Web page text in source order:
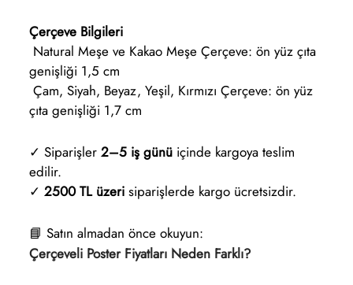
Çerçeve Bilgileri
Natural Meşe ve Kakao Meşe Çerçeve: ön yüz çıta
genişliği 1,5 cm
Çam, Siyah, Beyaz, Yeşil, Kırmızı Çerçeve: ön yüz
çıta genişliği 1,7 cm
✓ Siparişler 2–5 iş günü içinde kargoya teslim
edilir.
✓ 2500 TL üzeri siparişlerde kargo ücretsizdir.
📘 Satın almadan önce okuyun:
Çerçeveli Poster Fiyatları Neden Farklı?